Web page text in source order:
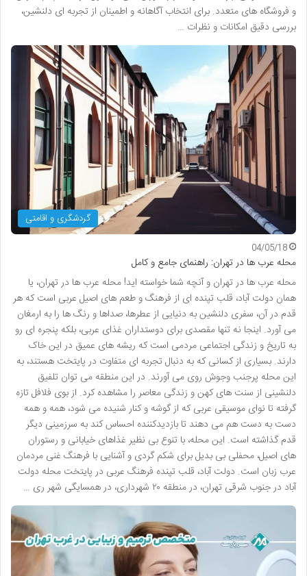
و فروشگاه های متعدد. برای انتخاب آگاهانه و اطمینان از تجربه ای دلنشین،
بررسی دقیق امکانات و نظرات …
گردشگری و اقامتی
04/05/18
محله عرب ها در تهران: راهنمای جامع و کامل
محله عرب ها در تهران و آنچه شما خواسته اید! محله عرب ها در تهران، یا
همان دولت آباد، قلب تپنده ای از فرهنگ و طعم های اصیل عربی است که هر
قدم در آن، سفری دلنشین به دنیایی از عطرها، صداها و رنگ ها را به ارمغان
می آورد. اینجا نه تنها مقصدی برای دوستداران غذای عربی، بلکه پنجره ای رو
به تاریخ و زندگی اجتماعی مردمی است که ریشه های عمیق در این خاک
دارند. بسیاری از کسانی که به دنبال تجربه ای متفاوت در پایتخت هستند، به
این محله پرجنب وجوش روی می آورند. در این منطقه می توان تلفیق
دلنشینی از سنت های کهن و زندگی معاصر را مشاهده کرد. از بوی فلافل تازه
گرفته تا نوای موسیقی عربی که از گوشه و کنار شنیده می شود، همه و همه
دست به دست هم می دهند تا بازدیدکننده احساس کند به سرزمینی دیگر
قدم گذاشته است. این محله، با تنوع بی نظیر غذاهای خیابانی و رستوران
های اصیل، محفلی بی بدیل برای شکم گردی و آشنایی با فرهنگ غنی مردمان
عرب زبان است. دولت آباد، قلب تپنده فرهنگ عربی در پایتخت محله دولت
آباد در جنوب شرقی تهران، در منطقه ۲۰ شهرداری، در همسایگی شهر ری …